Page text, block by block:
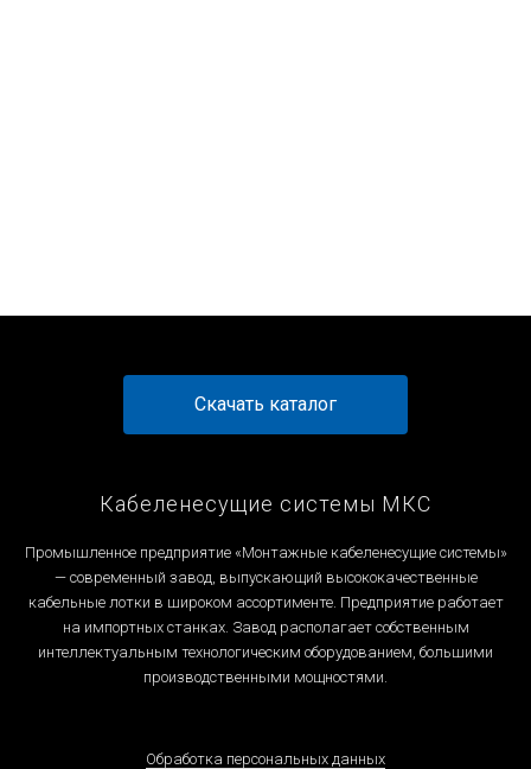
Скачать каталог
Кабеленесущие системы МКС
Промышленное предприятие «Монтажные кабеленесущие системы»
— современный завод, выпускающий высококачественные
кабельные лотки в широком ассортименте. Предприятие работает
на импортных станках. Завод располагает собственным
интеллектуальным технологическим оборудованием, большими
производственными мощностями.
Обработка персональных данных